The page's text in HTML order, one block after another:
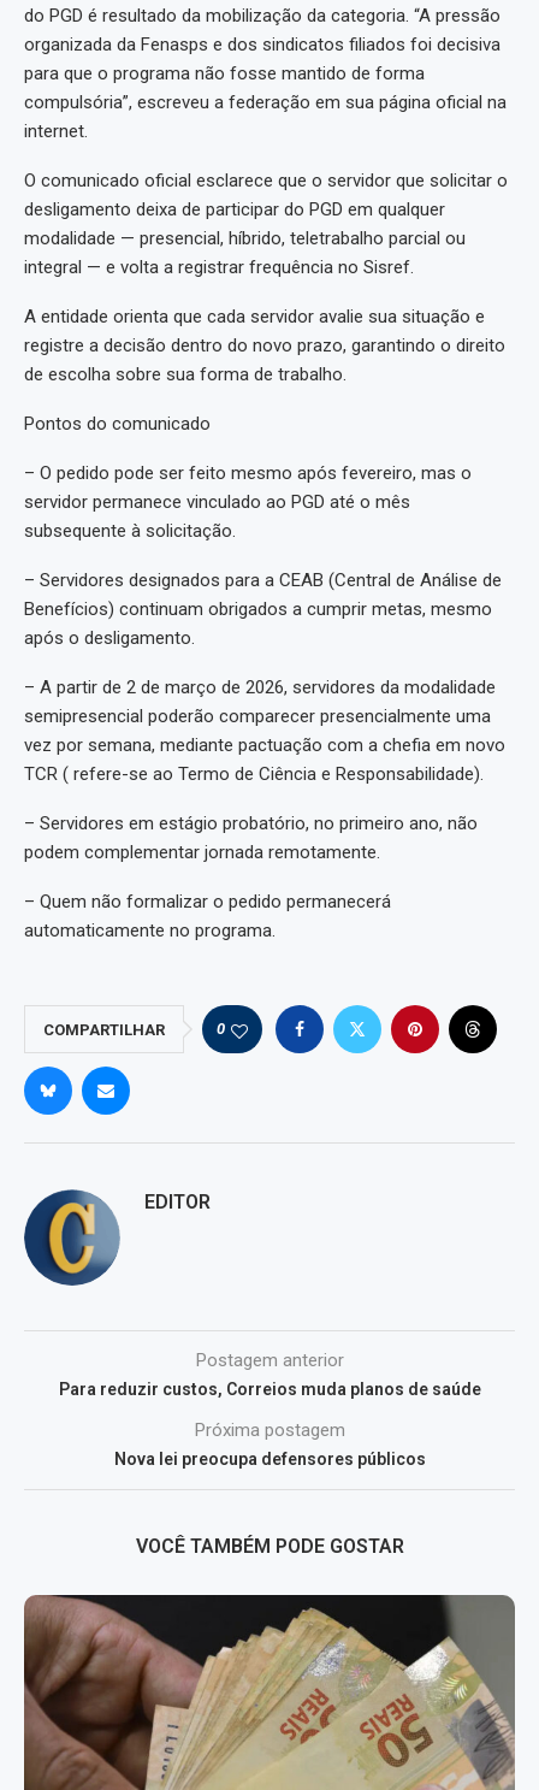
do PGD é resultado da mobilização da categoria. “A pressão
organizada da Fenasps e dos sindicatos filiados foi decisiva
para que o programa não fosse mantido de forma
compulsória”, escreveu a federação em sua página oficial na
internet.
O comunicado oficial esclarece que o servidor que solicitar o
desligamento deixa de participar do PGD em qualquer
modalidade — presencial, híbrido, teletrabalho parcial ou
integral — e volta a registrar frequência no Sisref.
A entidade orienta que cada servidor avalie sua situação e
registre a decisão dentro do novo prazo, garantindo o direito
de escolha sobre sua forma de trabalho.
Pontos do comunicado
– O pedido pode ser feito mesmo após fevereiro, mas o
servidor permanece vinculado ao PGD até o mês
subsequente à solicitação.
– Servidores designados para a CEAB (Central de Análise de
Benefícios) continuam obrigados a cumprir metas, mesmo
após o desligamento.
– A partir de 2 de março de 2026, servidores da modalidade
semipresencial poderão comparecer presencialmente uma
vez por semana, mediante pactuação com a chefia em novo
TCR ( refere-se ao Termo de Ciência e Responsabilidade).
– Servidores em estágio probatório, no primeiro ano, não
podem complementar jornada remotamente.
– Quem não formalizar o pedido permanecerá
automaticamente no programa.
COMPARTILHAR 0
EDITOR
Postagem anterior
Para reduzir custos, Correios muda planos de saúde
Próxima postagem
Nova lei preocupa defensores públicos
VOCÊ TAMBÉM PODE GOSTAR